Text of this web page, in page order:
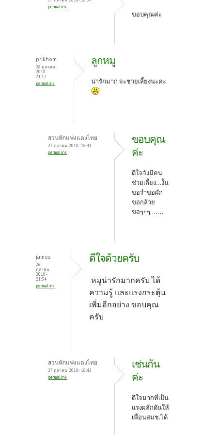
permalink
ขอบคุณค่ะ
prikhom
26 ตุลาคม,
2010 -
21:12
permalink
ลูกหมู
น่ารักมาก จะช่วยเลี้ยงนะคะ
สวนฟักแฟงแตงไทย
27 ตุลาคม, 2010 - 18:41
permalink
ขอบคุณ
ค่ะ
ดีใจจังมีคน
ช่วยเลี้ยง...งั้น
ขอรำขอผัก
ขอกล้วย
ขอๆๆๆ.......
james
26
ตุลาคม,
2010 -
21:34
permalink
ดีใจด้วยครับ
หมูน่ารักมากครับ ได้
ความรู้ และแรงกระตุ้น
เพิ่มอีกอย่าง ขอบคุณ
ครับ
สวนฟักแฟงแตงไทย
27 ตุลาคม, 2010 - 18:42
permalink
เช่นกัน
ค่ะ
ดีใจมากที่เป็น
แรงผลักดันให้
เพื่อนสมช.ได้